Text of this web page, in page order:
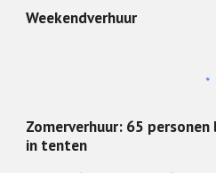
Weekendverhuur
Zomerverhuur: 65 personen
in tenten